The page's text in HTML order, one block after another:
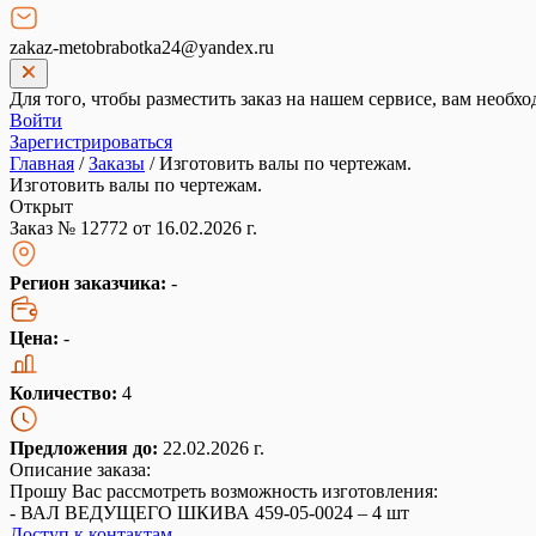
zakaz-metobrabotka24@yandex.ru
Для того, чтобы разместить заказ на нашем сервисе, вам
Войти
Зарегистрироваться
Главная /Заказы /Изготовить валы по чертежам.
Изготовить валы по чертежам.
Открыт
Заказ № 12772 от 16.02.2026 г.
Регион заказчика: -
Цена: -
Количество: 4
Предложения до: 22.02.2026 г.
Описание заказа:
Прошу Вас рассмотреть возможность изготовления:
- ВАЛ ВЕДУЩЕГО ШКИВА 459-05-0024 – 4 шт